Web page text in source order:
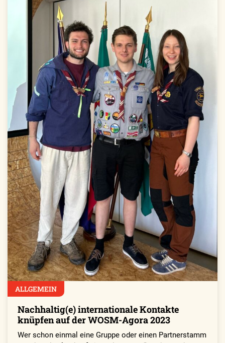
ALLGEMEIN
Nachhaltig(e) internationale Kontakte
knüpfen auf der WOSM-Agora 2023
Wer schon einmal eine Gruppe oder einen Partnerstamm